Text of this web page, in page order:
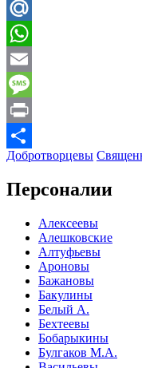
Telegram
Mail.Ru
WhatsApp
Email
Message
Print
Отправить
Добротворцевы
Персоналии
Алексеевы
Алешковские
Алтуфьевы
Ароновы
Бажановы
Бакулины
Белый А.
Бехтеевы
Бобарыкины
Булгаков М.А.